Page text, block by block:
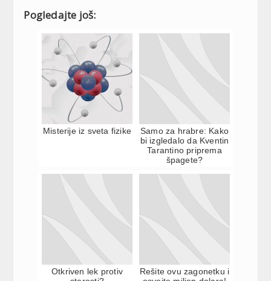
Pogledajte još:
Misterije iz sveta fizike
Samo za hrabre: Kako
bi izgledalo da Kventin
Tarantino priprema
špagete?
Otkriven lek protiv
Rešite ovu zagonetku i